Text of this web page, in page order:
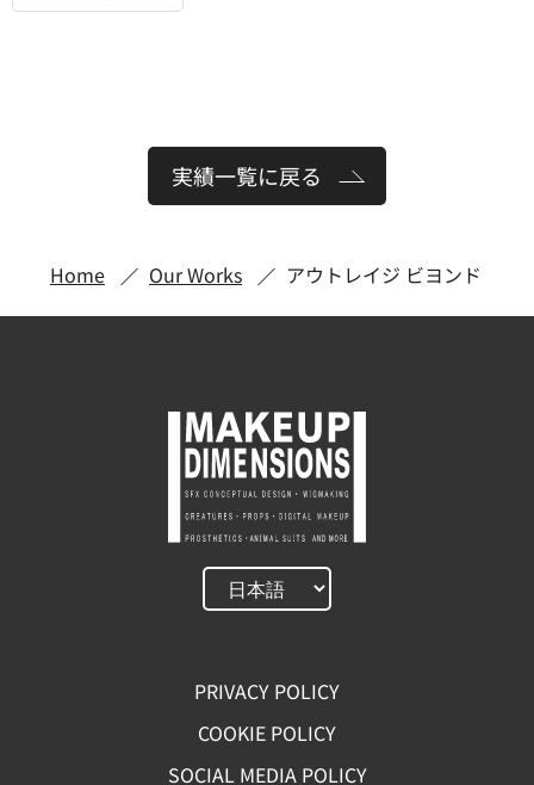
実績一覧に戻る
Home Our Works アウトレイジ ビヨンド
PRIVACY POLICY
COOKIE POLICY
SOCIAL MEDIA POLICY